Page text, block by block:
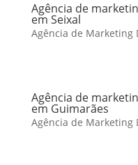
Agência de
em Seixal
Agência de Marketing
Agência de
em Guimarães
Agência de Marketing